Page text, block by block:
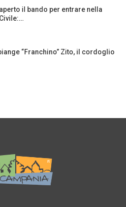
il bando per entrare nella
“Franchino” Zito, il cordoglio